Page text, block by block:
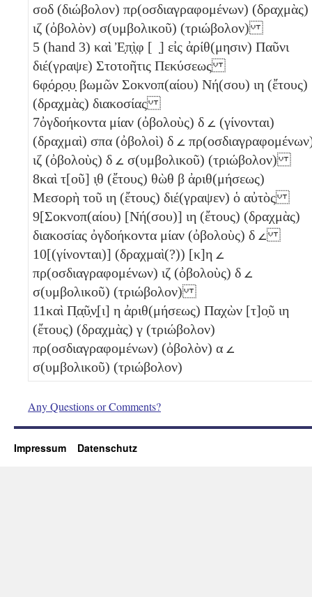
σοδ (διώβολον) πρ(οσδιαγραφομένων) (δραχμὰς)
ιζ (ὀβολὸν) σ(υμβολικοῦ) (τριώβολον)
5 (hand 3) καὶ Ἐ̣π̣ὶ̣φ [ ̣] εἰς ἀρίθ(μησιν) Παῦνι
διέ(γραψε) Στοτοῆτις Πεκύσεως
6φ̣ό̣ρ̣ο̣υ̣ βωμῶν Σοκνοπ(αίου) Νή(σου) ιη (ἔτους)
(δραχμὰς) διακοσίας
7ὀγδοήκοντα μίαν (ὀβολοὺς) δ 𐅵 (γίνονται)
(δραχμαὶ) σπα (ὀβολοὶ) δ 𐅵
ιζ (ὀβολοὺς) δ 𐅵 σ(υμβολικοῦ) (τριώβολον)
8καὶ τ[οῦ] ι̣θ (ἔτους) θὼθ β ἀριθ(μήσεως)
Μεσορὴ τοῦ ιη (ἔτους) διέ(γραψεν) ὁ αὐτὸς
9[Σοκνοπ(αίου) [Νή(σου)] ιη (ἔτους) (δραχμὰς)
διακοσίας ὀγδοήκοντα μίαν (ὀβολοὺς) δ 𐅵
10[(γίνονται)] (δραχμαὶ(?)) [κ]η 𐅵
πρ(οσδιαγραφομένων) ιζ (ὀβολοὺς) δ 𐅵
σ(υμβολικοῦ) (τριώβολον)
11καὶ Π̣α̣ῦ̣ν̣[ι] η ἀριθ(μήσεως) Παχὼν [τ]ο̣ῦ ιη
(ἔτους) (δραχμὰς) γ (τριώβολον)
πρ(οσδιαγραφομένων) (ὀβολὸν) α 𐅵
σ(υμβολικοῦ) (τριώβολον)
Any Questions or Comments?
Impressum Datenschutz